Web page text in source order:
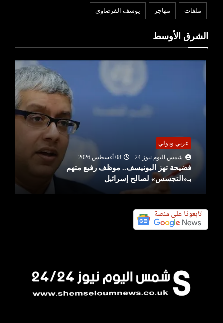
ملفات مهاجر يوسف القرضاوي
الشرق الأوسط
عربي ودولي
شمس اليوم نيوز 24
08 أغسطس 2026
فضيحة تهز اليونيسف.. موظف رفيع متهم
بـ«التجسس» لصالح إسرائيل